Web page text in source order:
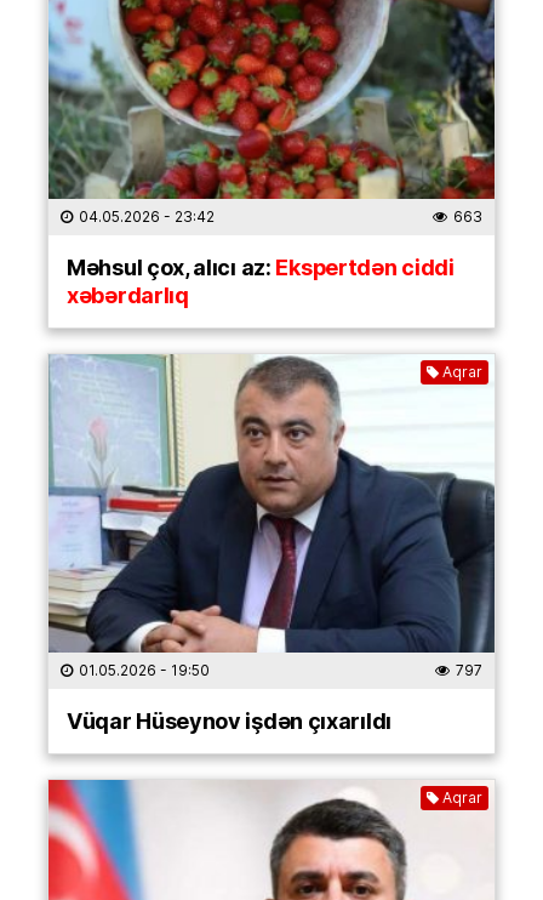
04.05.2026 - 23:42 663
Məhsul çox, alıcı az:Ekspertdən ciddi
xəbərdarlıq
Aqrar
01.05.2026 - 19:50 797
Vüqar Hüseynov işdən çıxarıldı
Aqrar